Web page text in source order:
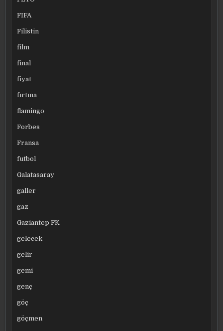
FIFA
Filistin
film
final
fiyat
fırtına
flamingo
Forbes
Fransa
futbol
Galatasaray
galler
gaz
Gaziantep FK
gelecek
gelir
gemi
genç
göç
göçmen